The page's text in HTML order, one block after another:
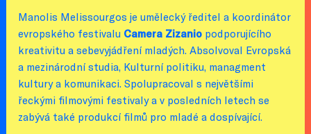
Manolis Melissourgos je umělecký ředitel a koordinátor
evropského festivalu Camera Zizanio podporujícího
kreativitu a sebevyjádření mladých. Absolvoval Evropská
a mezinárodní studia, Kulturní politiku, managment
kultury a komunikaci. Spolupracoval s největšími
řeckými filmovými festivaly a v posledních letech se
zabývá také produkcí filmů pro mladé a dospívající.